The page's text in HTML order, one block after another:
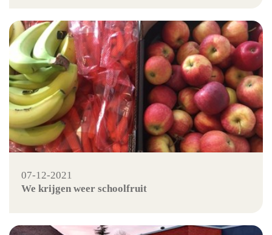
07-12-2021
We krijgen weer schoolfruit